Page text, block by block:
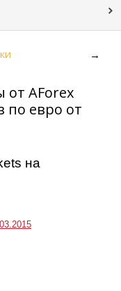
→
от AForex
по евро от
на